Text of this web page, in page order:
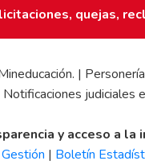
quejas,
|
judiciales
y acceso a la
| Boletín